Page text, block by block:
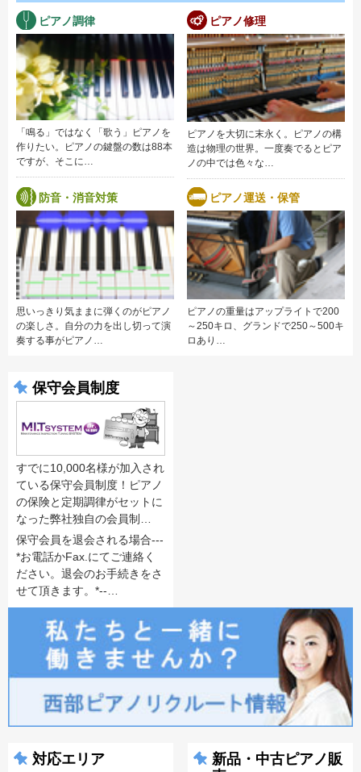
ピアノ調律
「鳴る」ではなく「歌う」ピアノを
作りたい。ピアノの鍵盤の数は88本
ですが、そこに…
ピアノ修理
ピアノを大切に末永く。ピアノの構
造は物理の世界。一度奏でるとピア
ノの中では色々な…
防音・消音対策
思いっきり気ままに弾くのがピアノ
の楽しさ。自分の力を出し切って演
奏する事がピアノ…
ピアノ運送・保管
ピアノの重量はアップライトで200
～250キロ、グランドで250～500キ
ロあり…
保守会員制度
すでに10,000名様が加入され
ている保守会員制度！ピアノ
の保険と定期調律がセットに
なった弊社独自の会員制…
保守会員を退会される場合---
*お電話かFax.にてご連絡く
ださい。退会のお手続きをさ
せて頂きます。*--…
対応エリア
新品・中古ピアノ販